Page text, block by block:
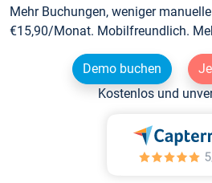
Mehr Buchungen, weniger
€15,90/Monat. Mobilfreundlich.
Demo buchen
Kostenlos und